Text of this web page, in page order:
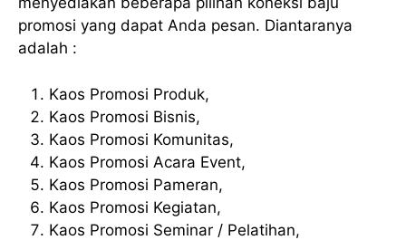
promosi yang dapat Anda pesan. Diantaranya
adalah :
Kaos Promosi Produk,
Kaos Promosi Bisnis,
Kaos Promosi Komunitas,
Kaos Promosi Acara Event,
Kaos Promosi Pameran,
Kaos Promosi Kegiatan,
Kaos Promosi Seminar / Pelatihan,